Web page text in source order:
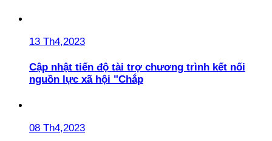
13 Th4,2023
Cập nhật tiến độ tài trợ chương trình kết nối
nguồn lực xã hội "Chắp
08 Th4,2023